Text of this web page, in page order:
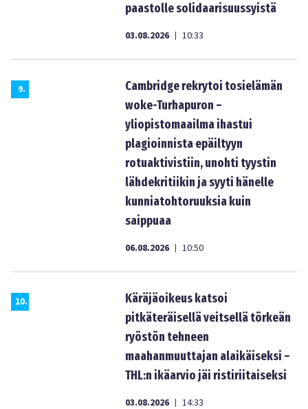
paastolle solidaarisuussyistä
03.08.2026 | 10:33
9.
Cambridge rekrytoi tosielämän
woke-Turhapuron –
yliopistomaailma ihastui
plagioinnista epäiltyyn
rotuaktivistiin, unohti tyystin
lähdekritiikin ja syyti hänelle
kunniatohtoruuksia kuin
saippuaa
06.08.2026 | 10:50
10.
Käräjäoikeus katsoi
pitkäteräisellä veitsellä törkeän
ryöstön tehneen
maahanmuuttajan alaikäiseksi –
THL:n ikäarvio jäi ristiriitaiseksi
03.08.2026 | 14:33